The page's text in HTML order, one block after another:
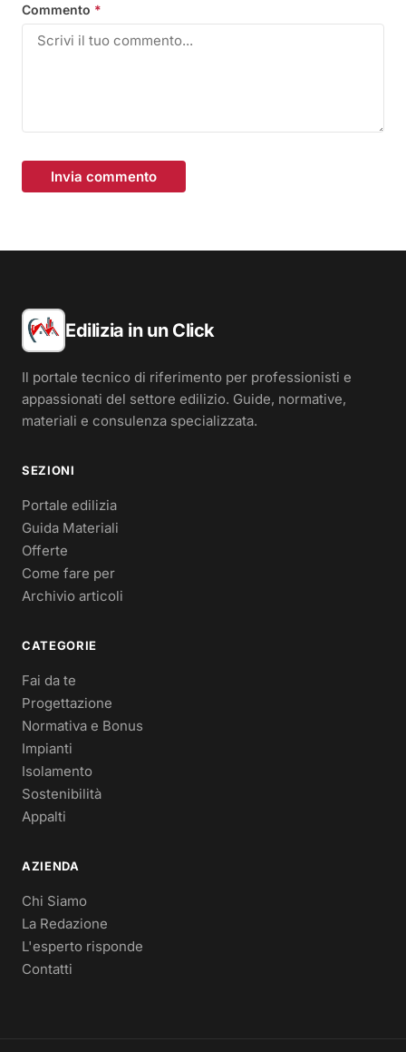
Commento *
Invia commento
Edilizia in un Click
Il portale tecnico di riferimento per professionisti e
appassionati del settore edilizio. Guide, normative,
materiali e consulenza specializzata.
SEZIONI
Portale edilizia
Guida Materiali
Offerte
Come fare per
Archivio articoli
CATEGORIE
Fai da te
Progettazione
Normativa e Bonus
Impianti
Isolamento
Sostenibilità
Appalti
AZIENDA
Chi Siamo
La Redazione
L'esperto risponde
Contatti